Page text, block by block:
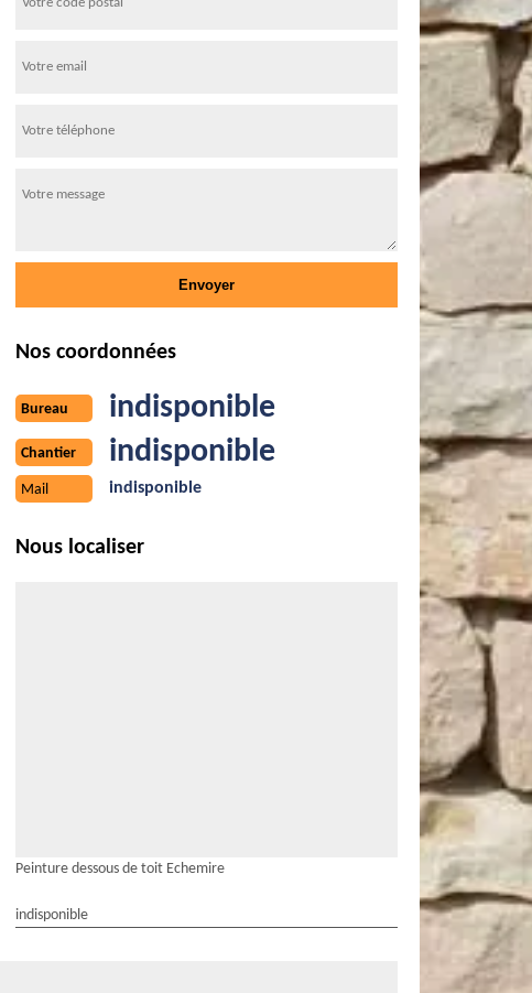
Nos coordonnées
Bureau indisponible
Chantier indisponible
Mail indisponible
Nous localiser
Peinture dessous de toit Echemire
indisponible